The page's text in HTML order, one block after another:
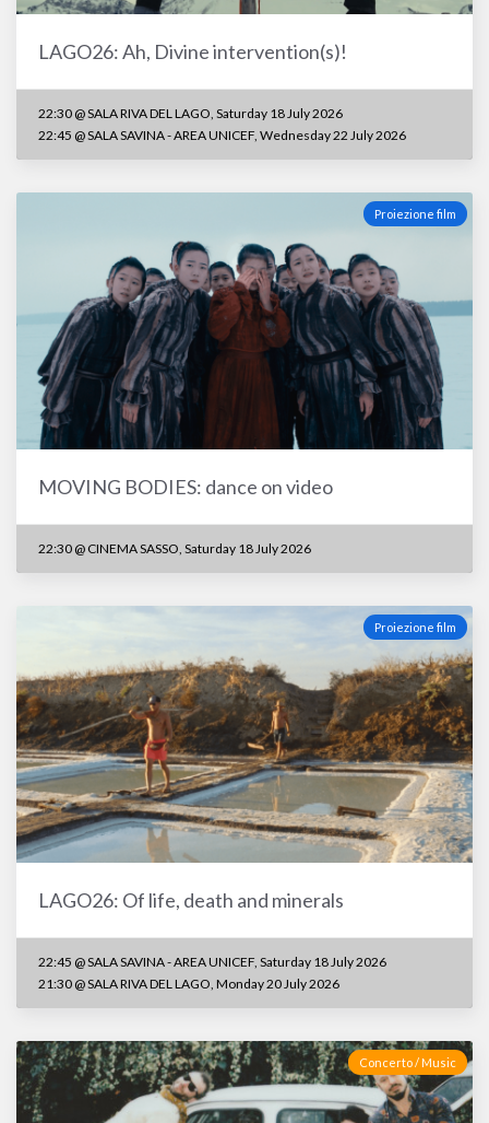
LAGO26: Ah, Divine intervention(s)!
22:30 @ SALA RIVA DEL LAGO, Saturday 18 July 2026
22:45 @ SALA SAVINA - AREA UNICEF, Wednesday 22 July 2026
Proiezione film
MOVING BODIES: dance on video
22:30 @ CINEMA SASSO, Saturday 18 July 2026
Proiezione film
LAGO26: Of life, death and minerals
22:45 @ SALA SAVINA - AREA UNICEF, Saturday 18 July 2026
21:30 @ SALA RIVA DEL LAGO, Monday 20 July 2026
Concerto / Music